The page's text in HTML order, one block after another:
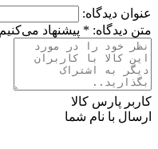
عنوان دیدگاه:
متن دیدگاه: * پیشنهاد
کاربر پارس کالا
ارسال با نام شما